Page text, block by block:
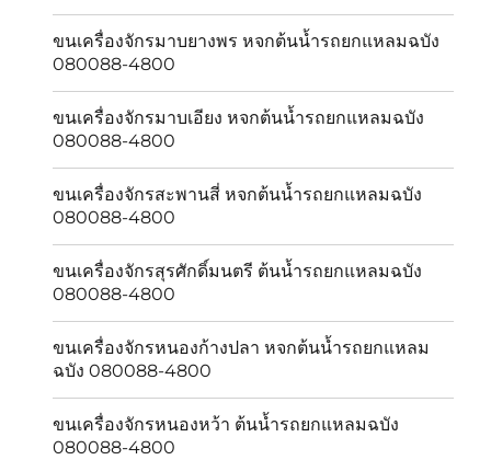
ขนเครื่องจักรมาบยางพร หจกต้นน้ำรถยกแหลมฉบัง
080088-4800
ขนเครื่องจักรมาบเอียง หจกต้นน้ำรถยกแหลมฉบัง
080088-4800
ขนเครื่องจักรสะพานสี่ หจกต้นน้ำรถยกแหลมฉบัง
080088-4800
ขนเครื่องจักรสุรศักดิ์มนตรี ต้นน้ำรถยกแหลมฉบัง
080088-4800
ขนเครื่องจักรหนองก้างปลา หจกต้นน้ำรถยกแหลม
ฉบัง 080088-4800
ขนเครื่องจักรหนองหว้า ต้นน้ำรถยกแหลมฉบัง
080088-4800